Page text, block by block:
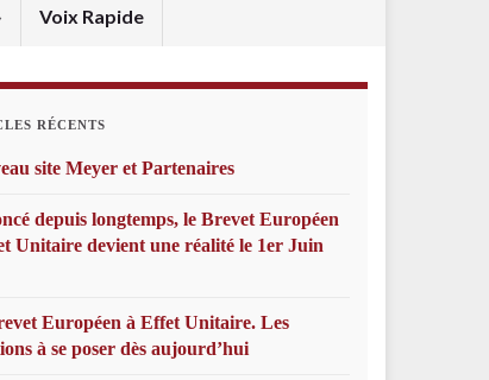
Voix Rapide
RÉCENTS
site Meyer et Partenaires
depuis longtemps, le Brevet Européen
Unitaire devient une réalité le 1er Juin
Européen à Effet Unitaire. Les
à se poser dès aujourd’hui